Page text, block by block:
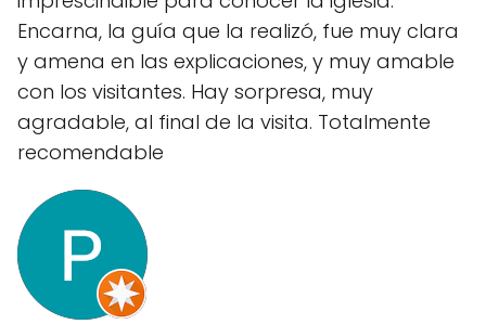
Encarna, la guía que la realizó, fue muy clara
y amena en las explicaciones, y muy amable
con los visitantes. Hay sorpresa, muy
agradable, al final de la visita. Totalmente
recomendable